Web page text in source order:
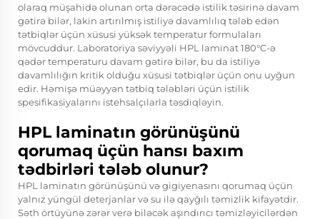
olaraq müşahidə olunan orta dərəcədə istilik təsirinə davam
gətirə bilər, lakin artırılmış istiliyə davamlılıq tələb edən
tətbiqlər üçün xüsusi yüksək temperatur formulaları
mövcuddur. Laboratoriya səviyyəli HPL laminat 180°C-ə
qədər temperaturu davam gətirə bilər, bu da istiliyə
davamlılığın kritik olduğu xüsusi tətbiqlər üçün onu uyğun
edir. Həmişə müəyyən tətbiq tələbləri üçün istilik
spesifikasiyalarını istehsalçılarla təsdiqləyin.
HPL laminatın görünüşünü
qorumaq üçün hansı baxım
tədbirləri tələb olunur?
HPL laminatın görünüşünü və gigiyenasını qorumaq üçün
yalnız yüngül deterjanlar və su ilə qayğılı təmizlik kifayətdir.
Səth örtüyünə zərər verə biləcək aşındırıcı təmizləyicilərdən